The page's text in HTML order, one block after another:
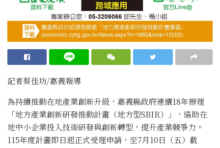
記者蔡佳坊/嘉義報導
為持續推動在地產業創新升級，嘉義縣政府連續18年辦理
「地方產業創新研發推動計畫（地方型SBIR）」，協助在
地中小企業投入技術研發與創新轉型，提升產業競爭力。
115年度計畫即日起正式受理申請，至7月10日（五）截